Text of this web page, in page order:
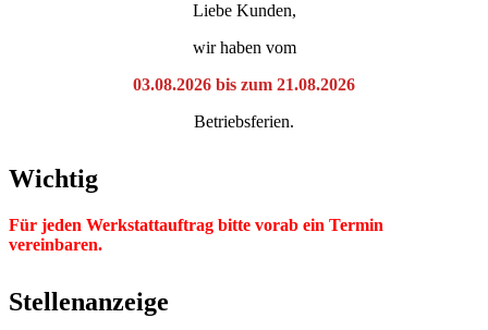
Liebe Kunden,
wir haben vom
03.08.2026 bis zum 21.08.2026
Betriebsferien.
Wichtig
Für jeden Werkstattauftrag bitte vorab ein Termin
vereinbaren.
Stellenanzeige